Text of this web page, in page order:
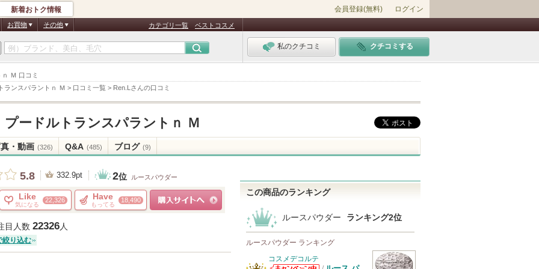
Ｍ 口コミ
ランスパラントｎ Ｍ > 口コミ一覧 > Ren.Lさんの口コミ
新着おトク情報 会員登録(無料) ログイン
お買物 その他 カテゴリ一覧 ベストコスメ
私のクチコミ クチコミする
プードルトランスパラントｎ Ｍ
・動画 (326) Q&A (485) ブログ (9)
5.8 332.9pt 2位 ルースパウダー
Like
気になる
22,326 Have
もってる
18,490
目人数 22326人
絞り込む
この商品のランキング
ルースパウダー ランキング2位
ルースパウダー ランキング
コスメデコルテ